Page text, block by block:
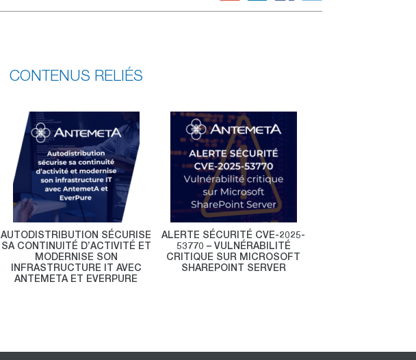
CONTENUS RELIÉS
AUTODISTRIBUTION SÉCURISE
SA CONTINUITÉ D’ACTIVITÉ ET
MODERNISE SON
INFRASTRUCTURE IT AVEC
ANTEMETA ET EVERPURE
ALERTE SÉCURITÉ CVE-2025-
53770 – VULNÉRABILITÉ
CRITIQUE SUR MICROSOFT
SHAREPOINT SERVER